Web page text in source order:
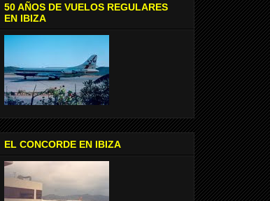
50 AÑOS DE VUELOS REGULARES
EN IBIZA
EL CONCORDE EN IBIZA